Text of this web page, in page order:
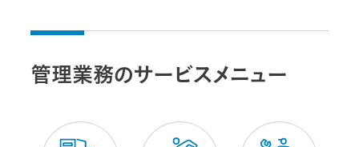
管理業務のサービスメニュー